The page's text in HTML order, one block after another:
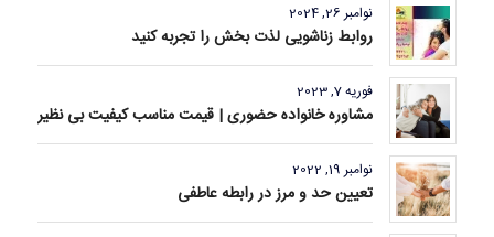
نوامبر 26, 2024
روابط زناشویی لذت بخش را تجربه کنید
فوریه 7, 2023
مشاوره خانواده حضوری | قیمت مناسب کیفیت بی نظیر
نوامبر 19, 2022
تعیین حد و مرز در رابطه عاطفی